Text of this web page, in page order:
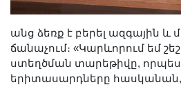
անց ձեռք է բերել ազգային և
ճանաչում։ «Կարևորում եմ
ստեղծման տարեթիվը,
երիտասարդները հասկանան,